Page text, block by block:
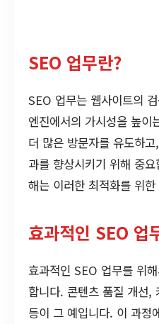
SEO 업무란?
SEO 업무는 웹사이트의
엔진에서의 가시성을 높이
더 많은 방문자를 유도하
과를 향상시키기 위해 중요
해는 이러한 최적화를 위
효과적인 SEO 업
효과적인 SEO 업무를 위
합니다. 콘텐츠 품질 개선,
등이 그 예입니다. 이 과정